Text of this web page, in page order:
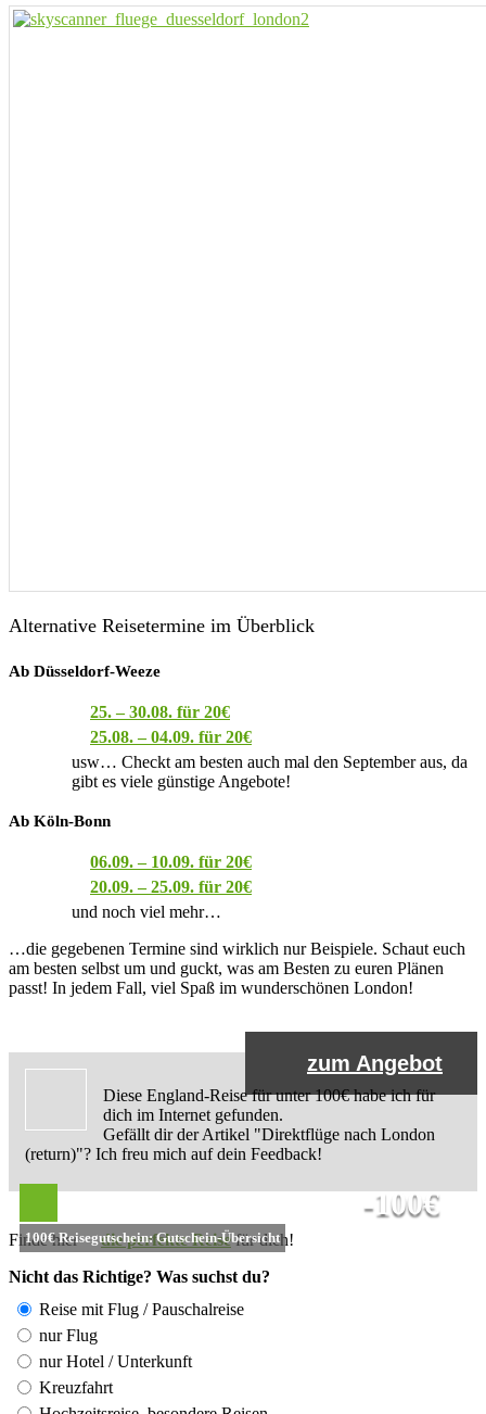
Alternative Reisetermine im Überblick
Ab Düsseldorf-Weeze
25. – 30.08. für 20€
25.08. – 04.09. für 20€
usw… Checkt am besten auch mal den September aus, da
gibt es viele günstige Angebote!
Ab Köln-Bonn
06.09. – 10.09. für 20€
20.09. – 25.09. für 20€
und noch viel mehr…
…die gegebenen Termine sind wirklich nur Beispiele. Schaut euch
am besten selbst um und guckt, was am Besten zu euren Plänen
passt! In jedem Fall, viel Spaß im wunderschönen London!
zum Angebot
Diese England-Reise für unter 100€ habe ich für
dich im Internet gefunden.
Gefällt dir der Artikel "Direktflüge nach London
(return)"? Ich freu mich auf dein Feedback!
Finde hier die perfekte Reisefür dich!
Nicht das Richtige? Was suchst du?
Reise mit Flug / Pauschalreise
nur Flug
nur Hotel / Unterkunft
Kreuzfahrt
100€ Reisegutschein: Gutschein-Übersicht
-100€